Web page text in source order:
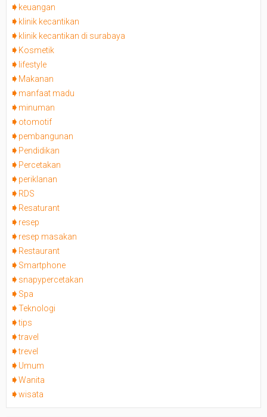
keuangan
klinik kecantikan
klinik kecantikan di surabaya
Kosmetik
lifestyle
Makanan
manfaat madu
minuman
otomotif
pembangunan
Pendidikan
Percetakan
periklanan
RDS
Resaturant
resep
resep masakan
Restaurant
Smartphone
snapypercetakan
Spa
Teknologi
tips
travel
trevel
Umum
Wanita
wisata